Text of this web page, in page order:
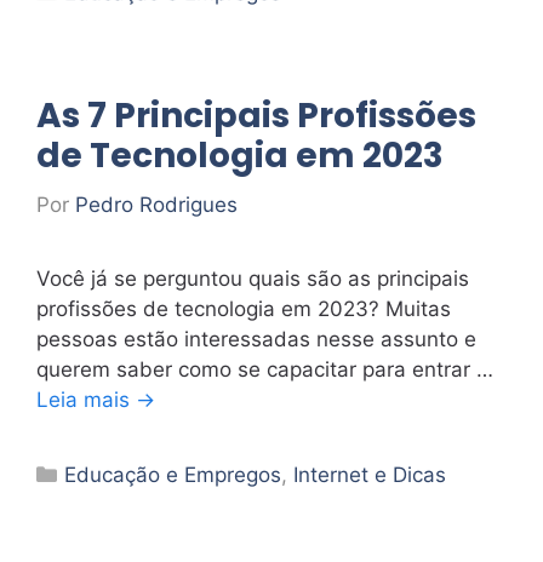
As 7 Principais Profissões
de Tecnologia em 2023
Por Pedro Rodrigues
Você já se perguntou quais são as principais
profissões de tecnologia em 2023? Muitas
pessoas estão interessadas nesse assunto e
querem saber como se capacitar para entrar …
Leia mais →
Categorias
Educação e Empregos, Internet e Dicas